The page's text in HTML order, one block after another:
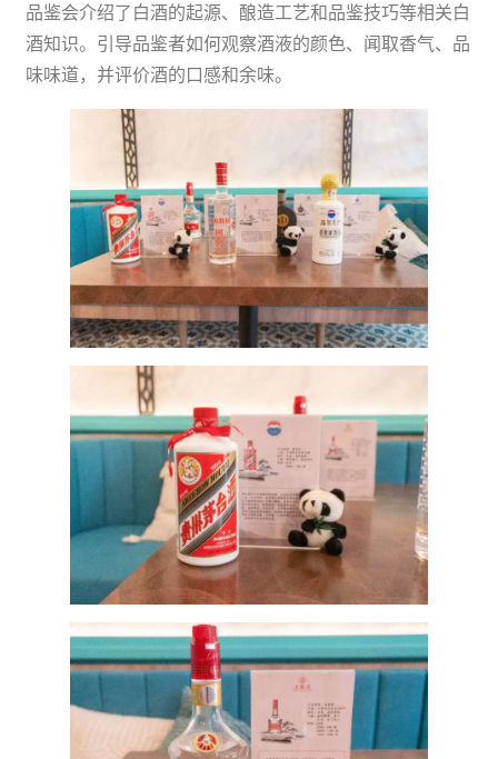
品鉴会介绍了白酒的起源、酿造工艺和品鉴技巧等相关白
酒知识。引导品鉴者如何观察酒液的颜色、闻取香气、品
味味道，并评价酒的口感和余味。